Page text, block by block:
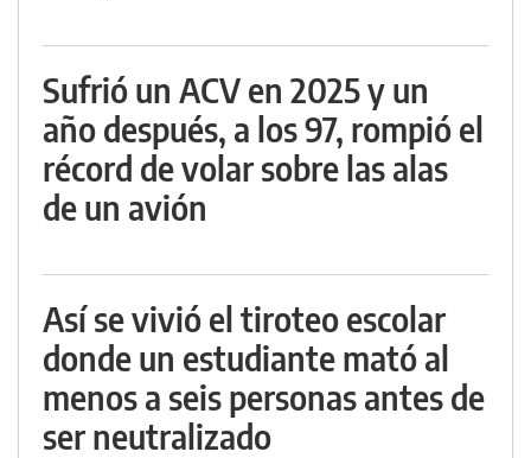
Sufrió un ACV en 2025 y un
año después, a los 97, rompió el
récord de volar sobre las alas
de un avión
Así se vivió el tiroteo escolar
donde un estudiante mató al
menos a seis personas antes de
ser neutralizado